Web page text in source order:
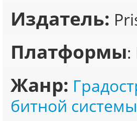
Издатель:
Платформы:
Жанр:
битной системы